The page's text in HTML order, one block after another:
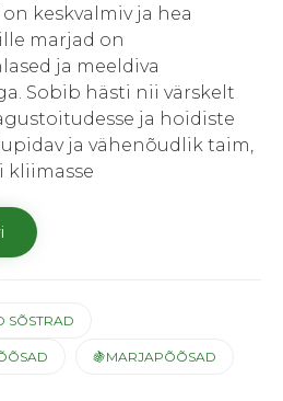
on keskvalmiv ja hea
marjad on
ja meeldiva
Sobib hästi nii värskelt
ja hoidiste
ja vähenõudlik taim,
kliimasse
SÕSTRAD
🍇MARJAPÕÕSAD